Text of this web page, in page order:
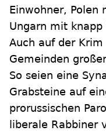
Einwohner, Polen
Ungarn mit
Auch auf der
Gemeinden
So seien eine
Grabsteine auf
prorussischen
liberale Rabbiner